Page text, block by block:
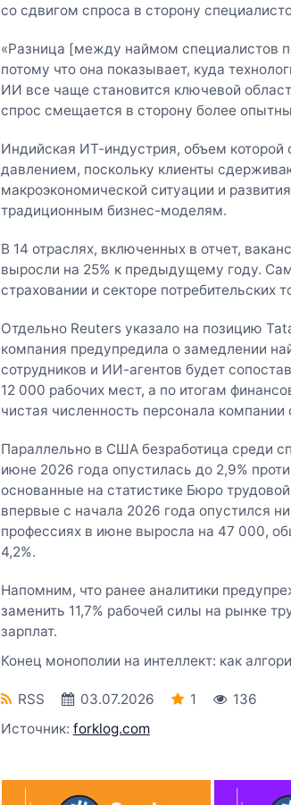
со сдвигом спроса в сторону
«Разница [между наймом
потому что она показывает, куда
ИИ все чаще становится ключевой
спрос смещается в сторону более
Индийская ИТ-индустрия, объем которой
давлением, поскольку клиенты
макроэкономической ситуации и
традиционным бизнес-моделям.
В 14 отраслях, включенных в отчет,
выросли на 25% к предыдущему году.
страховании и секторе потребительских
Отдельно Reuters указало на позицию
компания предупредила о замедлении
сотрудников и ИИ-агентов будет
12 000 рабочих мест, а по итогам
чистая численность персонала
Параллельно в США безработица среди
июне 2026 года опустилась до 2,9%
основанные на статистике Бюро
впервые с начала 2026 года опустился
профессиях в июне выросла на 47 000,
4,2%.
Напомним, что ранее аналитики
заменить 11,7% рабочей силы на рынке
зарплат.
Конец монополии на интеллект: как
RSS 03.07.2026 1
136
Источник: forklog.com